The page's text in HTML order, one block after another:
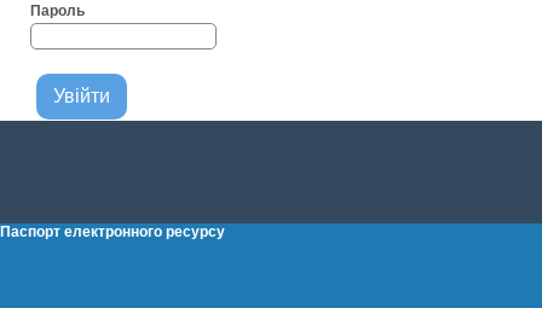
Пароль
Паспорт електронного ресурсу